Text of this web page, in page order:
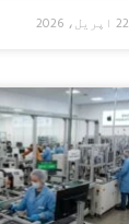
22 اپریل، 2026